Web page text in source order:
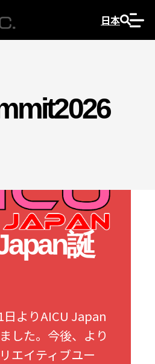
日本
誕
日よりAICU Japan
した。今後、より
エイティブユー